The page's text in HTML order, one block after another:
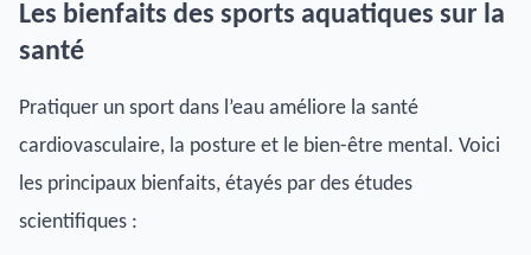
Les bienfaits des sports aquatiques sur la
santé
Pratiquer un sport dans l’eau améliore la santé
cardiovasculaire, la posture et le bien-être mental. Voici
les principaux bienfaits, étayés par des études
scientifiques :